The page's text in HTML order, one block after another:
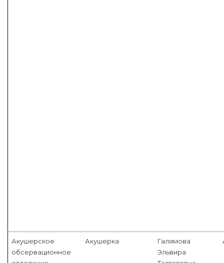
Акушерское
обсервационное
Акушерка
Галямова
Эльвира